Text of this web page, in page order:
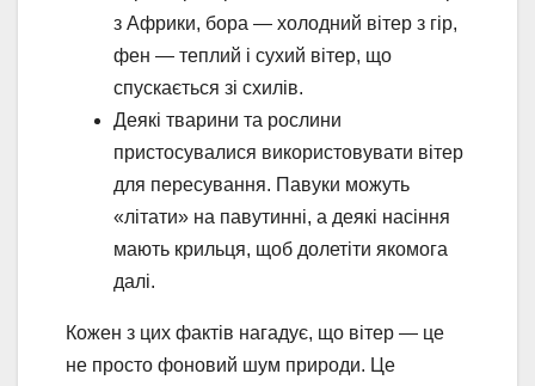
з Африки, бора — холодний вітер з гір,
фен — теплий і сухий вітер, що
спускається зі схилів.
Деякі тварини та рослини
пристосувалися використовувати вітер
для пересування. Павуки можуть
«літати» на павутинні, а деякі насіння
мають крильця, щоб долетіти якомога
далі.
Кожен з цих фактів нагадує, що вітер — це
не просто фоновий шум природи. Це